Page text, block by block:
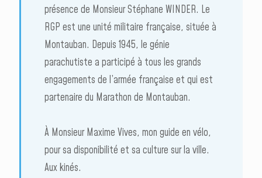
présence de Monsieur Stéphane WINDER. Le
RGP est une unité militaire française, située à
Montauban. Depuis 1945, le génie
parachutiste a participé à tous les grands
engagements de l’armée française et qui est
partenaire du Marathon de Montauban.
À Monsieur Maxime Vives, mon guide en vélo,
pour sa disponibilité et sa culture sur la ville.
Aux kinés.